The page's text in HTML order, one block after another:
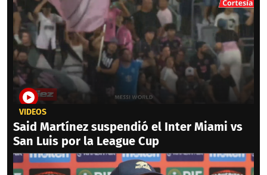
VIDEOS
Said Martínez suspendió el Inter Miami vs
San Luis por la League Cup